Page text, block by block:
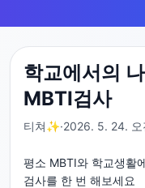
학교에서의
MBTI검사
티쳐✨·2026. 5. 24. 오
평소 MBTI와 학교생활
검사를 한 번 해보세요